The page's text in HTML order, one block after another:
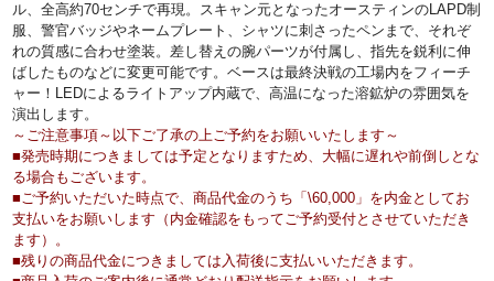
ル、全高約70センチで再現。スキャン元となったオースティンのLAPD制
服、警官バッジやネームプレート、シャツに刺さったペンまで、それぞ
れの質感に合わせ塗装。差し替えの腕パーツが付属し、指先を鋭利に伸
ばしたものなどに変更可能です。ベースは最終決戦の工場内をフィーチ
ャー！LEDによるライトアップ内蔵で、高温になった溶鉱炉の雰囲気を
演出します。
～ご注意事項～以下ご了承の上ご予約をお願いいたします～
■発売時期につきましては予定となりますため、大幅に遅れや前倒しとな
る場合もございます。
■ご予約いただいた時点で、商品代金のうち「\60,000」を内金としてお
支払いをお願いします（内金確認をもってご予約受付とさせていただき
ます）。
■残りの商品代金につきましては入荷後に支払いいただきます。